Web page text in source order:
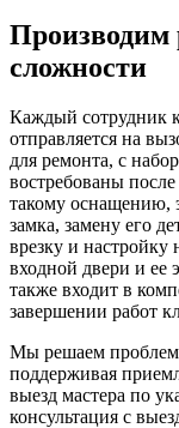
Производим
сложности
Каждый сотрудник
отправляется на
для ремонта, с
востребованы
такому оснащению,
замка, замену его
врезку и
входной двери и ее
также входит в
завершении работ
Мы решаем
поддерживая
выезд мастера по
консультация с